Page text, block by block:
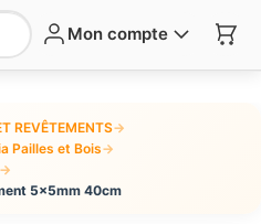
Mon compte
REVÊTEMENTS→
Pailles et Bois→
→
5x5mm 40cm